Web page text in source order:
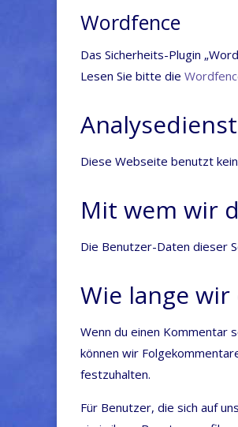
Wordfence
Das Sicher­heits-Plug­in
Lesen Sie bit­te die
Die­se Web­sei­te benutzt
Mit wem wir
Die Benut­zer-Daten die­ser
Wie lange
Wenn du einen Kom­men­tar
kön­nen wir
festzuhalten.
Für Benut­zer, die sich auf